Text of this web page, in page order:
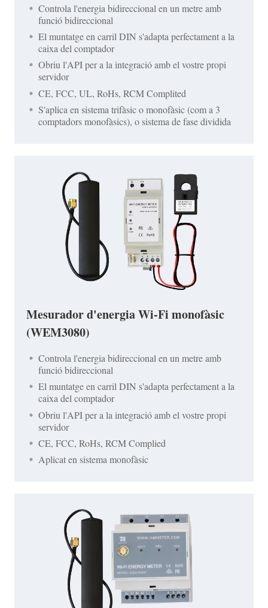
Controla l'energia bidireccional en un metre amb
funció bidireccional
El muntatge en carril DIN s'adapta perfectament a la
caixa del comptador
Obriu l'API per a la integració amb el vostre propi
servidor
CE, FCC, UL, RoHs, RCM Complited
S'aplica en sistema trifàsic o monofàsic (com a 3
comptadors monofàsics), o sistema de fase dividida
Mesurador d'energia Wi-Fi monofàsic
(WEM3080)
Controla l'energia bidireccional en un metre amb
funció bidireccional
El muntatge en carril DIN s'adapta perfectament a la
caixa del comptador
Obriu l'API per a la integració amb el vostre propi
servidor
CE, FCC, RoHs, RCM Complied
Aplicat en sistema monofàsic